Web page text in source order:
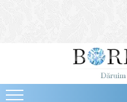
Bijuterii
Cercei